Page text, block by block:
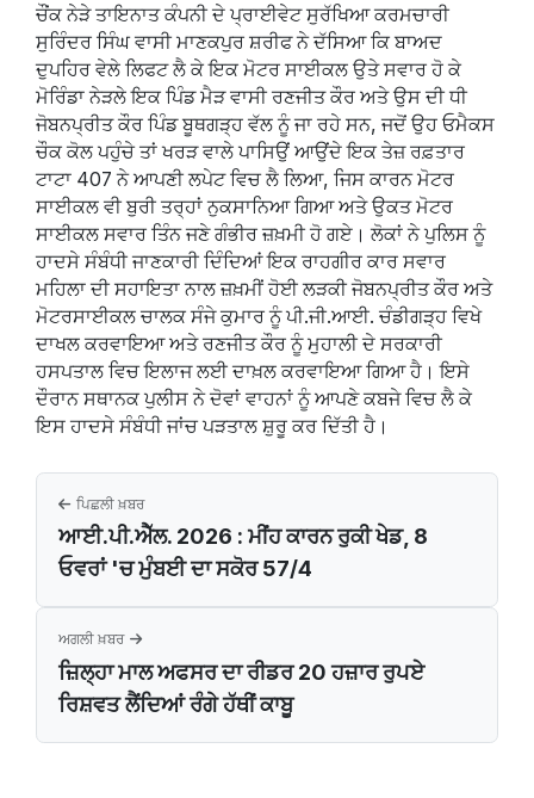
ਚੌਂਕ ਨੇੜੇ ਤਾਇਨਾਤ ਕੰਪਨੀ ਦੇ ਪ੍ਰਾਈਵੇਟ ਸੁਰੱਖਿਆ ਕਰਮਚਾਰੀ
ਸੁਰਿੰਦਰ ਸਿੰਘ ਵਾਸੀ ਮਾਣਕਪੁਰ ਸ਼ਰੀਫ ਨੇ ਦੱਸਿਆ ਕਿ ਬਾਅਦ
ਦੁਪਹਿਰ ਵੇਲੇ ਲਿਫਟ ਲੈ ਕੇ ਇਕ ਮੋਟਰ ਸਾਈਕਲ ਉਤੇ ਸਵਾਰ ਹੋ ਕੇ
ਮੋਰਿੰਡਾ ਨੇੜਲੇ ਇਕ ਪਿੰਡ ਮੈੜ ਵਾਸੀ ਰਣਜੀਤ ਕੌਰ ਅਤੇ ਉਸ ਦੀ ਧੀ
ਜੋਬਨਪ੍ਰੀਤ ਕੌਰ ਪਿੰਡ ਬੂਥਗੜ੍ਹ ਵੱਲ ਨੂੰ ਜਾ ਰਹੇ ਸਨ, ਜਦੋਂ ਉਹ ਓਮੈਕਸ
ਚੌਕ ਕੋਲ ਪਹੁੰਚੇ ਤਾਂ ਖਰੜ ਵਾਲੇ ਪਾਸਿਉਂ ਆਉਂਦੇ ਇਕ ਤੇਜ਼ ਰਫ਼ਤਾਰ
ਟਾਟਾ 407 ਨੇ ਆਪਣੀ ਲਪੇਟ ਵਿਚ ਲੈ ਲਿਆ, ਜਿਸ ਕਾਰਨ ਮੋਟਰ
ਸਾਈਕਲ ਵੀ ਬੁਰੀ ਤਰ੍ਹਾਂ ਨੁਕਸਾਨਿਆ ਗਿਆ ਅਤੇ ਉਕਤ ਮੋਟਰ
ਸਾਈਕਲ ਸਵਾਰ ਤਿੰਨ ਜਣੇ ਗੰਭੀਰ ਜ਼ਖ਼ਮੀ ਹੋ ਗਏ।‌ ਲੋਕਾਂ ਨੇ ਪੁਲਿਸ ਨੂੰ
ਹਾਦਸੇ ਸੰਬੰਧੀ ਜਾਣਕਾਰੀ ਦਿੰਦਿਆਂ ਇਕ ਰਾਹਗੀਰ ਕਾਰ ਸਵਾਰ
ਮਹਿਲਾ ਦੀ ਸਹਾਇਤਾ ਨਾਲ ਜ਼ਖ਼ਮੀਂ ਹੋਈ ਲੜਕੀ ਜੋਬਨਪ੍ਰੀਤ ਕੌਰ ਅਤੇ
ਮੋਟਰਸਾਈਕਲ ਚਾਲਕ ਸੰਜੇ ਕੁਮਾਰ ਨੂੰ ਪੀ.ਜੀ.ਆਈ. ਚੰਡੀਗੜ੍ਹ ਵਿਖੇ
ਦਾਖਲ ਕਰਵਾਇਆ ਅਤੇ ਰਣਜੀਤ ਕੌਰ ਨੂੰ ਮੁਹਾਲੀ ਦੇ ਸਰਕਾਰੀ
ਹਸਪਤਾਲ ਵਿਚ ਇਲਾਜ ਲਈ ਦਾਖ਼ਲ ਕਰਵਾਇਆ ਗਿਆ ਹੈ। ਇਸੇ
ਦੌਰਾਨ ਸਥਾਨਕ ਪੁਲੀਸ ਨੇ ਦੋਵਾਂ ਵਾਹਨਾਂ ਨੂੰ ਆਪਣੇ ਕਬਜੇ ਵਿਚ ਲੈ ਕੇ
ਇਸ ਹਾਦਸੇ ਸੰਬੰਧੀ ਜਾਂਚ ਪੜਤਾਲ ਸ਼ੁਰੂ ਕਰ ਦਿੱਤੀ ਹੈ।
ਪਿਛਲੀ ਖ਼ਬਰ
ਆਈ.ਪੀ.ਐੱਲ. 2026 : ਮੀਂਹ ਕਾਰਨ ਰੁਕੀ ਖੇਡ, 8
ਓਵਰਾਂ 'ਚ ਮੁੰਬਈ ਦਾ ਸਕੋਰ 57/4
ਅਗਲੀ ਖ਼ਬਰ
ਜ਼ਿਲ੍ਹਾ ਮਾਲ ਅਫਸਰ ਦਾ ਰੀਡਰ 20 ਹਜ਼ਾਰ ਰੁਪਏ
ਰਿਸ਼ਵਤ ਲੈਂਦਿਆਂ ਰੰਗੇ ਹੱਥੀਂ ਕਾਬੂ